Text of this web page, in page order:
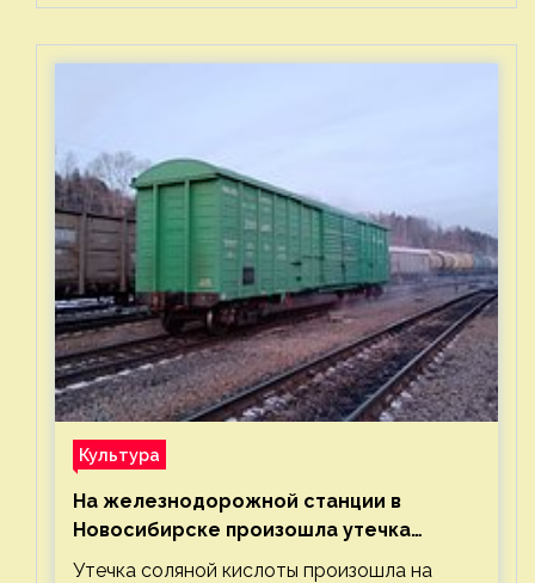
Культура
На железнодорожной станции в
Новосибирске произошла утечка
соляной кислоты
Утечка соляной кислоты произошла на